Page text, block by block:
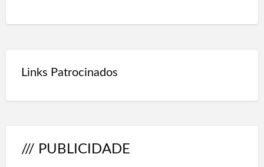
Links Patrocinados
/// PUBLICIDADE